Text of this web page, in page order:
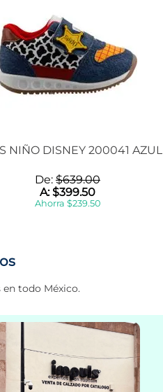
NIÑO DISNEY 200041 AZUL
De: $639.00
A:$399.50
Ahorra $239.50
todo México.